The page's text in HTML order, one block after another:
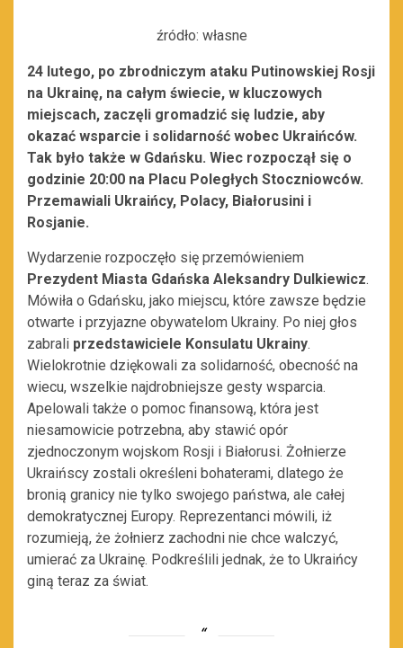
źródło: własne
24 lutego, po zbrodniczym ataku Putinowskiej Rosji
na Ukrainę, na całym świecie, w kluczowych
miejscach, zaczęli gromadzić się ludzie, aby
okazać wsparcie i solidarność wobec Ukraińców.
Tak było także w Gdańsku. Wiec rozpoczął się o
godzinie 20:00 na Placu Poległych Stoczniowców.
Przemawiali Ukraińcy, Polacy, Białorusini i
Rosjanie.
Wydarzenie rozpoczęło się przemówieniem
Prezydent Miasta Gdańska Aleksandry Dulkiewicz.
Mówiła o Gdańsku, jako miejscu, które zawsze będzie
otwarte i przyjazne obywatelom Ukrainy. Po niej głos
zabrali przedstawiciele Konsulatu Ukrainy.
Wielokrotnie dziękowali za solidarność, obecność na
wiecu, wszelkie najdrobniejsze gesty wsparcia.
Apelowali także o pomoc finansową, która jest
niesamowicie potrzebna, aby stawić opór
zjednoczonym wojskom Rosji i Białorusi. Żołnierze
Ukraińscy zostali określeni bohaterami, dlatego że
bronią granicy nie tylko swojego państwa, ale całej
demokratycznej Europy. Reprezentanci mówili, iż
rozumieją, że żołnierz zachodni nie chce walczyć,
umierać za Ukrainę. Podkreślili jednak, że to Ukraińcy
giną teraz za świat.